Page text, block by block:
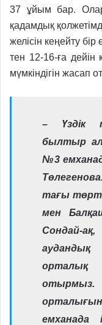
37 ұйым бар. Олар
қадамдық
желісін кеңейту
тен 12-16-ға дейін
мүмкіндігін жасап
– Үздік
былтыр
№3
тағы
мен
Сондай-
емханада